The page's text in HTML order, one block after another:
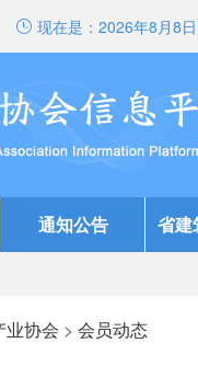
现在是： 2026年8月8
通知公告 省建
业协会 > 会员动态